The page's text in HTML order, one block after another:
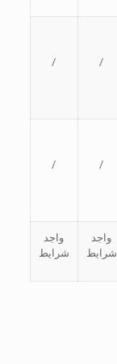
/
/
/
/
واجد
شرایط
واجد
شرایط